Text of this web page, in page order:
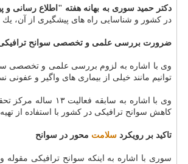
دكتر حمید سوری به بهانه هفته "اطلاع رسانی
در كشور و شناسایی راه های پیشگیری از آن،
ضرورت بررسی علمی و تخصصی سوانح
وی با اشاره به لزوم بررسی علمی و تخصصی
توانیم مانند خیلی از بیماری های واگیر و
وی با اشاره به
كاهش سوانح ترافیكی در كشور با استفاده از
تاكید بر رویكرد سلامت محور در سوانح
سوری با اشاره به اینكه سوانح ترافیكی